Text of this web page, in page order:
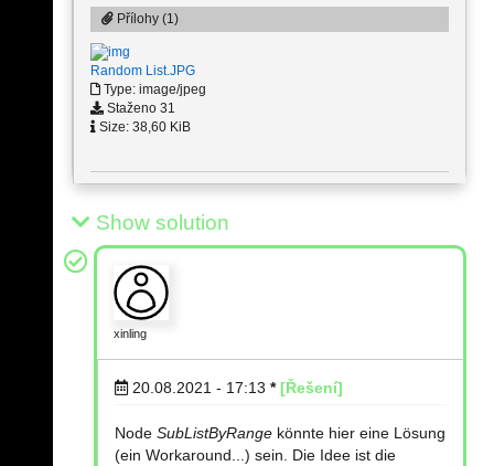
Přílohy (1)
Random List.JPG
Type: image/jpeg
Staženo 31
Size: 38,60 KiB
Show solution
xinling
20.08.2021 - 17:13 * [Řešení]
Node SubListByRange könnte hier eine Lösung
(ein Workaround...) sein. Die Idee ist die